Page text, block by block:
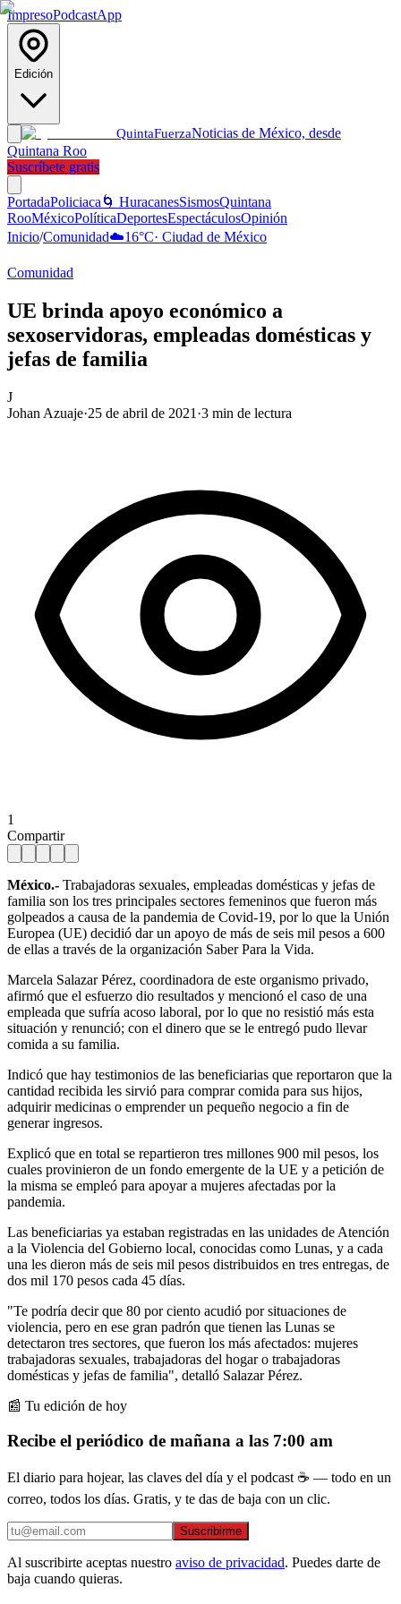
ImpresoPodcastApp
Edición
QuintaFuerzaNoticias de México, desde
Quintana Roo
Suscríbete gratis
PortadaPoliciaca 🌀 HuracanesSismosQuintana
RooMéxicoPolíticaDeportesEspectáculosOpinión
Inicio/Comunidad☁️16°C· Ciudad de México
Comunidad
UE brinda apoyo económico a
sexoservidoras, empleadas domésticas y
jefas de familia
J
Johan Azuaje·25 de abril de 2021 ·3 min de lectura
1
Compartir
México.- Trabajadoras sexuales, empleadas domésticas y jefas de
familia son los tres principales sectores femeninos que fueron más
golpeados a causa de la pandemia de Covid-19, por lo que la Unión
Europea (UE) decidió dar un apoyo de más de seis mil pesos a 600
de ellas a través de la organización Saber Para la Vida.
Marcela Salazar Pérez, coordinadora de este organismo privado,
afirmó que el esfuerzo dio resultados y mencionó el caso de una
empleada que sufría acoso laboral, por lo que no resistió más esta
situación y renunció; con el dinero que se le entregó pudo llevar
comida a su familia.
Indicó que hay testimonios de las beneficiarias que reportaron que la
cantidad recibida les sirvió para comprar comida para sus hijos,
adquirir medicinas o emprender un pequeño negocio a fin de
generar ingresos.
Explicó que en total se repartieron tres millones 900 mil pesos, los
cuales provinieron de un fondo emergente de la UE y a petición de
la misma se empleó para apoyar a mujeres afectadas por la
pandemia.
Las beneficiarias ya estaban registradas en las unidades de Atención
a la Violencia del Gobierno local, conocidas como Lunas, y a cada
una les dieron más de seis mil pesos distribuidos en tres entregas, de
dos mil 170 pesos cada 45 días.
"Te podría decir que 80 por ciento acudió por situaciones de
violencia, pero en ese gran padrón que tienen las Lunas se
detectaron tres sectores, que fueron los más afectados: mujeres
trabajadoras sexuales, trabajadoras del hogar o trabajadoras
domésticas y jefas de familia", detalló Salazar Pérez.
📰 Tu edición de hoy
Recibe el periódico de mañana a las 7:00 am
El diario para hojear, las claves del día y el podcast ☕ — todo en un
correo, todos los días. Gratis, y te das de baja con un clic.
Suscribirme
Al suscribirte aceptas nuestro aviso de privacidad. Puedes darte de
baja cuando quieras.